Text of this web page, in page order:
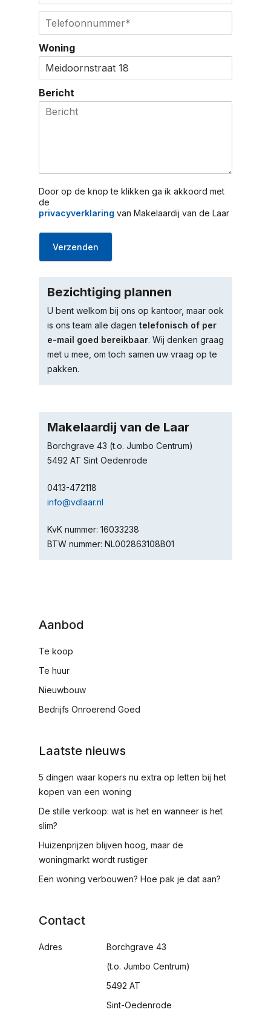
o
g
s
e
e
a
m
m
i
l
*
e
o
o
n
r
*
Woning
Bericht
Door op de knop te klikken ga ik akkoord met
de
privacyverklaring van Makelaardij van de Laar
Verzenden
Bezichtiging plannen
U bent welkom bij ons op kantoor, maar ook
is ons team alle dagen telefonisch of per
e-mail goed bereikbaar. Wij denken graag
met u mee, om toch samen uw vraag op te
pakken.
Makelaardij van de Laar
Borchgrave 43 (t.o. Jumbo Centrum)
5492 AT Sint Oedenrode
0413-472118
info@vdlaar.nl
KvK nummer: 16033238
BTW nummer: NL002863108B01
Aanbod
Te koop
Te huur
Nieuwbouw
Bedrijfs Onroerend Goed
Laatste nieuws
5 dingen waar kopers nu extra op letten bij het
kopen van een woning
De stille verkoop: wat is het en wanneer is het
slim?
Huizenprijzen blijven hoog, maar de
woningmarkt wordt rustiger
Een woning verbouwen? Hoe pak je dat aan?
Contact
Adres
Borchgrave 43
(t.o. Jumbo Centrum)
5492 AT
Sint-Oedenrode